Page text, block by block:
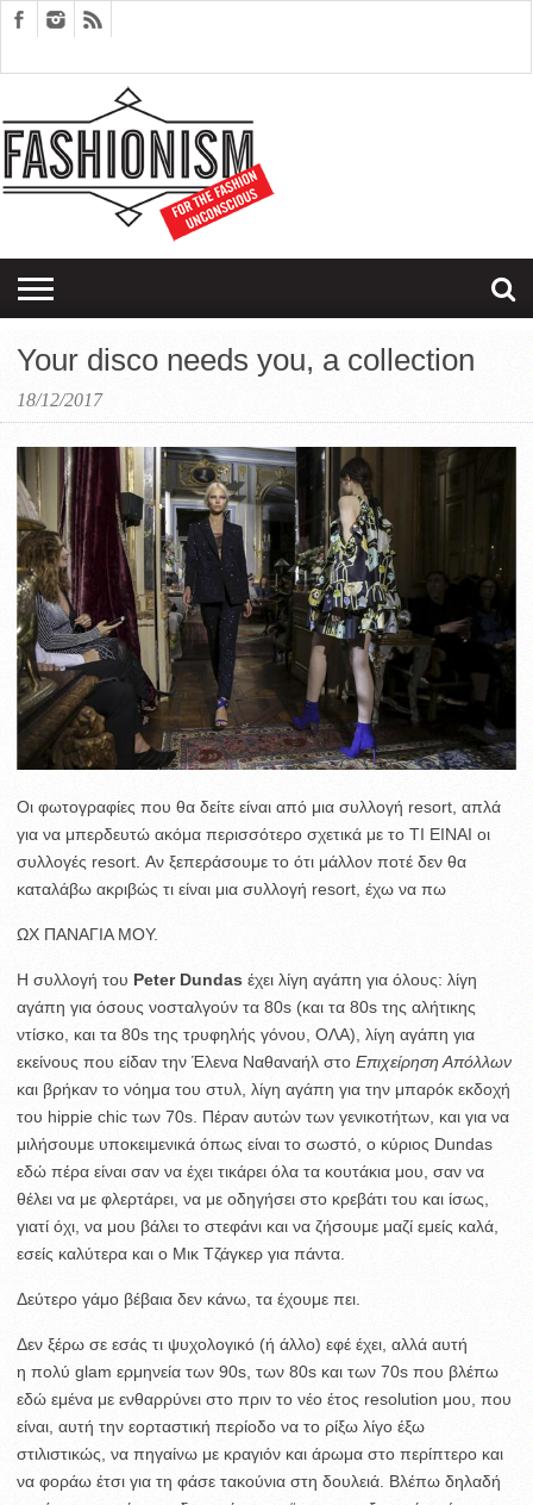
EDITORIALS
COUPLES
THERAPY
SARTORIAGRAM
Your disco needs you, a collection
18/12/2017
Οι φωτογραφίες που θα δείτε είναι από μια συλλογή resort, απλά
για να μπερδευτώ ακόμα περισσότερο σχετικά με το ΤΙ ΕΙΝΑΙ οι
συλλογές resort. Αν ξεπεράσουμε το ότι μάλλον ποτέ δεν θα
καταλάβω ακριβώς τι είναι μια συλλογή resort, έχω να πω
ΩΧ ΠΑΝΑΓΙΑ ΜΟΥ.
Η συλλογή του Peter Dundas έχει λίγη αγάπη για όλους: λίγη
αγάπη για όσους νοσταλγούν τα 80s (και τα 80s της αλήτικης
ντίσκο, και τα 80s της τρυφηλής γόνου, ΟΛΑ), λίγη αγάπη για
εκείνους που είδαν την Έλενα Ναθαναήλ στο Επιχείρηση Απόλλων
και βρήκαν το νόημα του στυλ, λίγη αγάπη για την μπαρόκ εκδοχή
του hippie chic των 70s. Πέραν αυτών των γενικοτήτων, και για να
μιλήσουμε υποκειμενικά όπως είναι το σωστό, ο κύριος Dundas
εδώ πέρα είναι σαν να έχει τικάρει όλα τα κουτάκια μου, σαν να
θέλει να με φλερτάρει, να με οδηγήσει στο κρεβάτι του και ίσως,
γιατί όχι, να μου βάλει το στεφάνι και να ζήσουμε μαζί εμείς καλά,
εσείς καλύτερα και ο Μικ Τζάγκερ για πάντα.
Δεύτερο γάμο βέβαια δεν κάνω, τα έχουμε πει.
Δεν ξέρω σε εσάς τι ψυχολογικό (ή άλλο) εφέ έχει, αλλά αυτή
η πολύ glam ερμηνεία των 90s, των 80s και των 70s που βλέπω
εδώ εμένα με ενθαρρύνει στο πριν το νέο έτος resolution μου, που
είναι, αυτή την εορταστική περίοδο να το ρίξω λίγο έξω
στιλιστικώς, να πηγαίνω με κραγιόν και άρωμα στο περίπτερο και
να φοράω έτσι για τη φάσε τακούνια στη δουλειά. Βλέπω δηλαδή